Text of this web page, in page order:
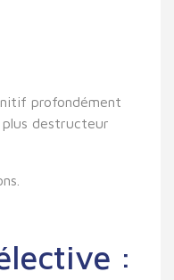
profondément
destructeur
: